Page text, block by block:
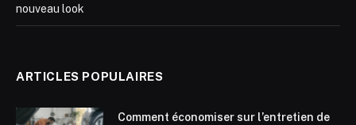
nouveau look
ARTICLES POPULAIRES
Comment économiser sur l’entretien de